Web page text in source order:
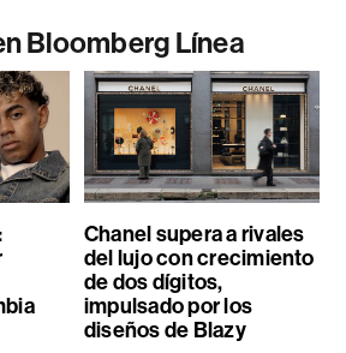
Bloomberg Línea
Chanel supera a rivales
del lujo con crecimiento
de dos dígitos,
impulsado por los
diseños de Blazy